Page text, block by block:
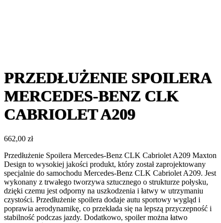
PRZEDŁUŻENIE SPOILERA
MERCEDES-BENZ CLK
CABRIOLET A209
662,00 zł
Przedłużenie Spoilera Mercedes-Benz CLK Cabriolet A209 Maxton
Design to wysokiej jakości produkt, który został zaprojektowany
specjalnie do samochodu Mercedes-Benz CLK Cabriolet A209. Jest
wykonany z trwałego tworzywa sztucznego o strukturze połysku,
dzięki czemu jest odporny na uszkodzenia i łatwy w utrzymaniu
czystości. Przedłużenie spoilera dodaje autu sportowy wygląd i
poprawia aerodynamikę, co przekłada się na lepszą przyczepność i
stabilność podczas jazdy. Dodatkowo, spoiler można łatwo